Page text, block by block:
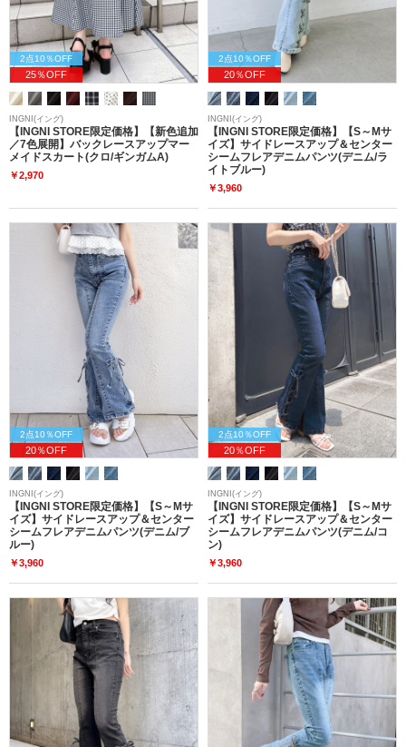
2点10％OFF
25％OFF
INGNI(イング)
【INGNI STORE限定価格】【新色追加
／7色展開】バックレースアップマー
メイドスカート(クロ/ギンガムA)
￥2,970
2点10％OFF
20％OFF
INGNI(イング)
【INGNI STORE限定価格】【S～Mサ
イズ】サイドレースアップ＆センター
シームフレアデニムパンツ(デニム/ラ
イトブルー)
￥3,960
2点10％OFF
20％OFF
INGNI(イング)
【INGNI STORE限定価格】【S～Mサ
イズ】サイドレースアップ＆センター
シームフレアデニムパンツ(デニム/ブ
ルー)
￥3,960
2点10％OFF
20％OFF
INGNI(イング)
【INGNI STORE限定価格】【S～Mサ
イズ】サイドレースアップ＆センター
シームフレアデニムパンツ(デニム/コ
ン)
￥3,960